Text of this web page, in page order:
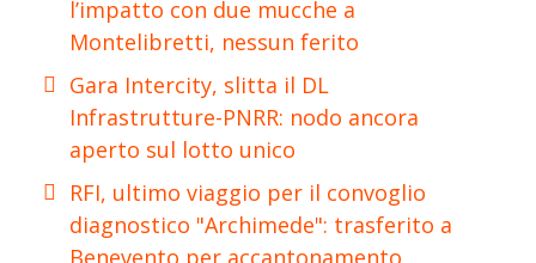
l’impatto con due mucche a
Montelibretti, nessun ferito
Gara Intercity, slitta il DL
Infrastrutture-PNRR: nodo ancora
aperto sul lotto unico
RFI, ultimo viaggio per il convoglio
diagnostico "Archimede": trasferito a
Benevento per accantonamento